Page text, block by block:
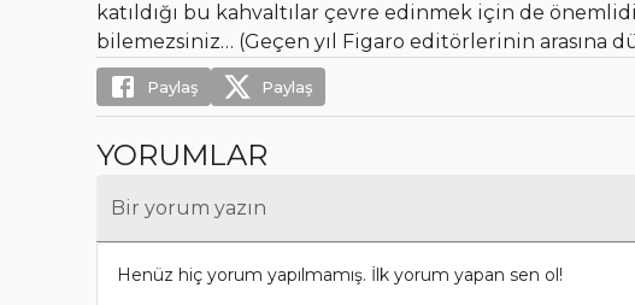
katıldığı bu kahvaltılar çevre edinmek için de
bilemezsiniz… (Geçen yıl Figaro editörlerinin arasına
Paylaş Paylaş
YORUMLAR
Bir yorum yazın
Henüz hiç yorum yapılmamış. İlk yorum yapan sen ol!